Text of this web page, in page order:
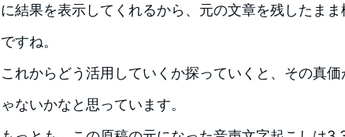
に結果を表示してくれるから、元の文章を残したま
ですね。
これからどう活用していくか探っていくと、その真
ゃないかなと思っています。